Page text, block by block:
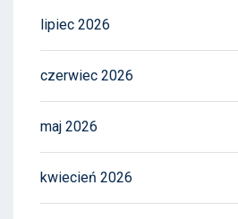
lipiec 2026
czerwiec 2026
maj 2026
kwiecień 2026